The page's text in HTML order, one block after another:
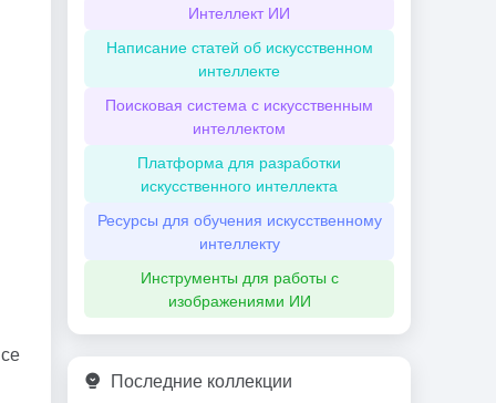
Интеллект ИИ
Написание статей об искусственном
интеллекте
Поисковая система с искусственным
интеллектом
Платформа для разработки
искусственного интеллекта
Ресурсы для обучения искусственному
интеллекту
Инструменты для работы с
изображениями ИИ
Последние коллекции